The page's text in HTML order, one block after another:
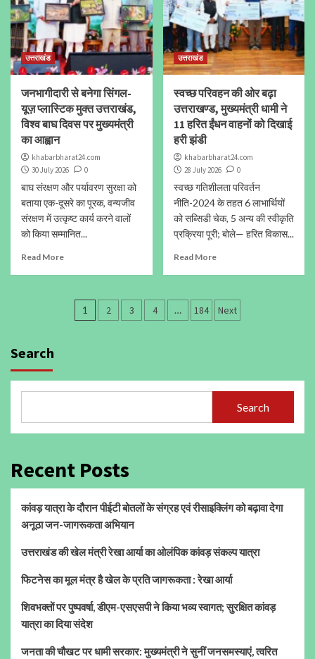
उत्तराखंड
जनभागीदारी से बनेगा सिंगल-
यूज़ प्लास्टिक मुक्त उत्तराखंड,
विश्व बाघ दिवस पर मुख्यमंत्री
का आह्वान
khabarbharat24.com
30 July 2026
0
बाघ संरक्षण और पर्यावरण सुरक्षा को
बताया एक-दूसरे का पूरक, वन्यजीव
संरक्षण में उत्कृष्ट कार्य करने वालों
को किया सम्मानित...
Read More
उत्तराखंड
स्वच्छ परिवहन की ओर बढ़ा
उत्तराखण्ड, मुख्यमंत्री धामी ने
11 हरित ईंधन वाहनों को दिखाई
हरी झंडी
khabarbharat24.com
28 July 2026
0
स्वच्छ गतिशीलता परिवर्तन
नीति-2024 के तहत 6 लाभार्थियों
को सब्सिडी चेक, 5 अन्य की स्वीकृति
प्रक्रिया पूरी; बोले— हरित विकास...
Read More
Posts
1 2 3 4 … 184 Next
Search
Search
Recent Posts
कांवड़ यात्रा के दौरान पीईटी बोतलों के संग्रह एवं रीसाइक्लिंग को बढ़ावा देगा
अनूठा जन-जागरूकता अभियान
उत्तराखंड की खेल मंत्री रेखा आर्या का ओलंपिक कांवड़ संकल्प यात्रा
फिटनेस का मूल मंत्र है खेल के प्रति जागरूकता : रेखा आर्या
शिवभक्तों पर पुष्पवर्षा, डीएम-एसएसपी ने किया भव्य स्वागत; सुरक्षित कांवड़
यात्रा का दिया संदेश
जनता की चौखट पर धामी सरकार: मुख्यमंत्री ने सुनीं जनसमस्याएं, त्वरित